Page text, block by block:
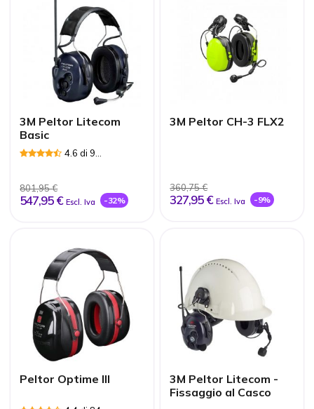
3M Peltor Litecom
Basic
4.6 di 9
801,95 €
547,95 € Escl. Iva -32%
3M Peltor CH-3 FLX2
360,75 €
327,95 € Escl. Iva -9%
Peltor Optime III
3M Peltor Litecom -
Fissaggio al Casco